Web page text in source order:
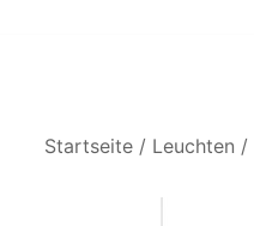
Startseite / Leuchten /